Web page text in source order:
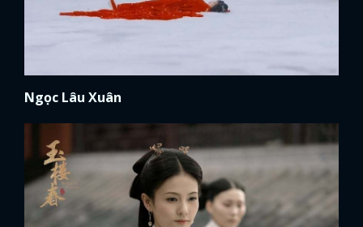
Ngọc Lâu Xuân